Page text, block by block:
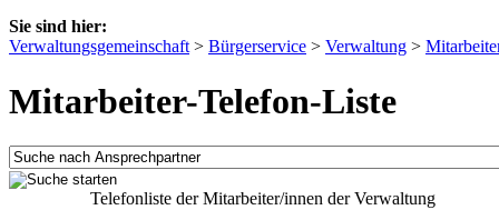
Sie sind hier:
Verwaltungsgemeinschaft > Bürgerservice > Verwaltung >
Mitarbeiter-Telefon-Liste
Telefonliste der Mitarbeiter/innen der Verwaltung